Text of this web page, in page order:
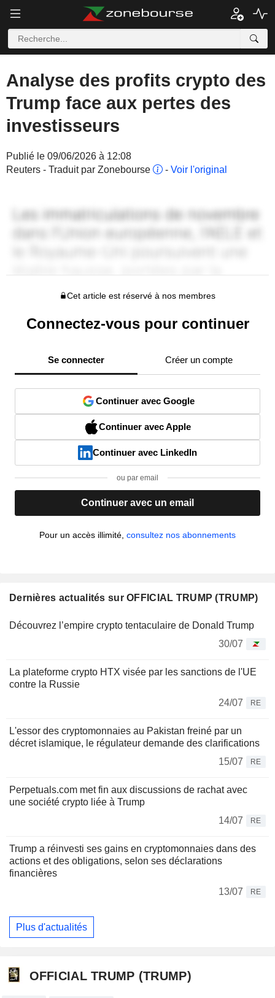
Analyse des profits crypto des
Trump face aux pertes des
investisseurs
Publié le 09/06/2026 à 12:08
Reuters - Traduit par Zonebourse
- Voir l'original
Cet article est réservé à nos membres
Connectez-vous pour continuer
Se connecter Créer un compte
Continuer avec Google
Continuer avec Apple
Continuer avec LinkedIn
ou par email
Continuer avec un email
Pour un accès illimité, consultez nos abonnements
Dernières actualités sur OFFICIAL TRUMP (TRUMP)
Découvrez l’empire crypto tentaculaire de Donald Trump
30/07
La plateforme crypto HTX visée par les sanctions de l'UE
contre la Russie
24/07
RE
L'essor des cryptomonnaies au Pakistan freiné par un
décret islamique, le régulateur demande des clarifications
15/07
RE
Perpetuals.com met fin aux discussions de rachat avec
une société crypto liée à Trump
14/07
RE
Trump a réinvesti ses gains en cryptomonnaies dans des
actions et des obligations, selon ses déclarations
financières
13/07
RE
Plus d'actualités
OFFICIAL TRUMP (TRUMP)